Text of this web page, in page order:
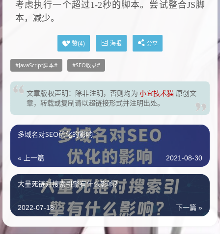
考虑执行一个超过1-2秒的脚本。尝试整合JS脚
本，减少。
赞(4) 海报 分享
JavaScript脚本 SEO收录
文章版权声明：除非注明，否则均为 小宜技术猫 原创文
章，转载或复制请以超链接形式并注明出处。
多域名对SEO优化的影响
« 上一篇 2021-08-30
大量死链对搜索引擎有什么影响？
下一篇 »
2022-07-18